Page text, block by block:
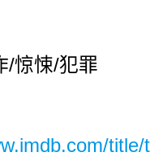
惊悚/犯罪
title/